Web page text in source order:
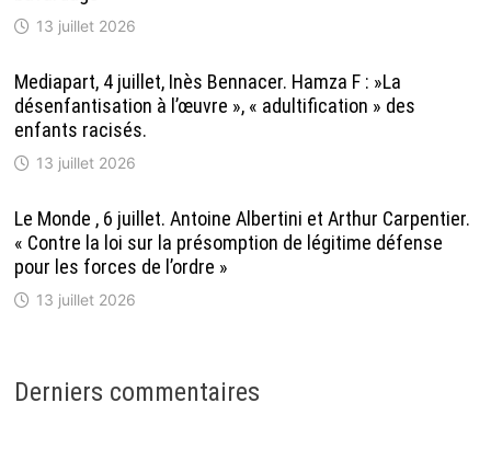
13 juillet 2026
Mediapart, 4 juillet, Inès Bennacer. Hamza F : »La
désenfantisation à l’œuvre », « adultification » des
enfants racisés.
13 juillet 2026
Le Monde , 6 juillet. Antoine Albertini et Arthur Carpentier.
« Contre la loi sur la présomption de légitime défense
pour les forces de l’ordre »
13 juillet 2026
Derniers commentaires